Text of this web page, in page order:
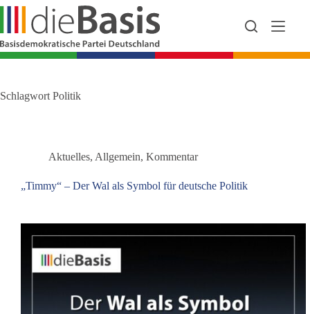
Zum
springen
Schlagwort Politik
Aktuelles, Allgemein, Kommentar
„Timmy“ – Der Wal als Symbol für deutsche Politik